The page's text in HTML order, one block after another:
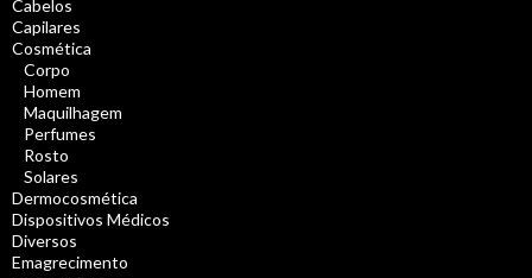
Cabelos
Capilares
Cosmética
Corpo
Homem
Maquilhagem
Perfumes
Rosto
Solares
Dermocosmética
Dispositivos Médicos
Diversos
Emagrecimento